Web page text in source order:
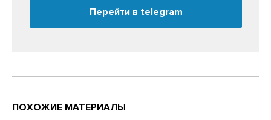
Перейти в telegram
ПОХОЖИЕ МАТЕРИАЛЫ